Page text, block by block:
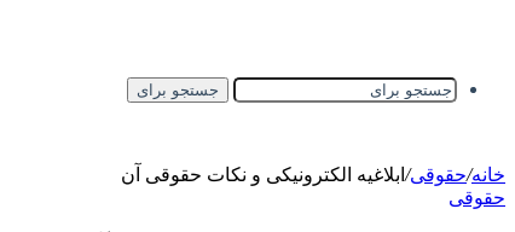
جستجو برای
خانه/حقوقی/ ابلاغیه الکترونیکی و نکات حقوقی آن
حقوقی